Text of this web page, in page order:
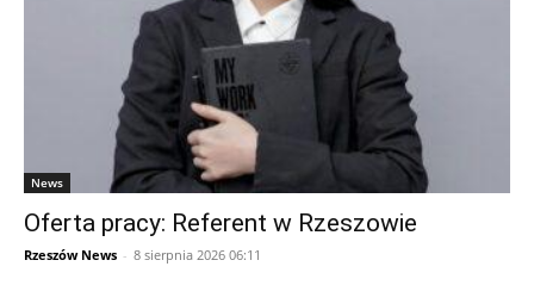
News
Oferta pracy: Referent w Rzeszowie
Rzeszów News - 8 sierpnia 2026 06:11